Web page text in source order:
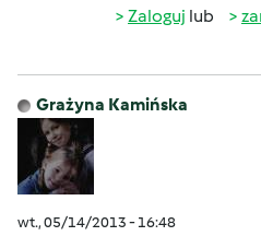
Zaloguj lub
Grażyna Kamińska
wt., 05/14/2013 - 16:48